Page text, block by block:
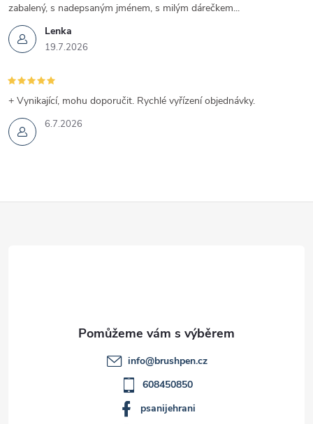
Lenka
19.7.2026
zabalený, s nadepsaným jménem, s milým dárečkem...
6.7.2026
+ Vynikající, mohu doporučit. Rychlé vyřízení objednávky.
info@brushpen.cz
608450850
psanijehrani